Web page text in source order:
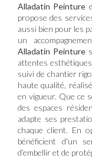
Alladatin Peinture
propose des
aussi bien pour les
un
Alladatin Peinture
attentes
suivi de chantier
haute qualité,
en vigueur. Que ce
des espaces
adapte ses
chaque client. En
bénéficient d'un
d’embellir et de